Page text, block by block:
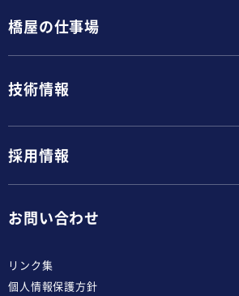
橋屋の仕事場
技術情報
採用情報
お問い合わせ
リンク集
個人情報保護方針